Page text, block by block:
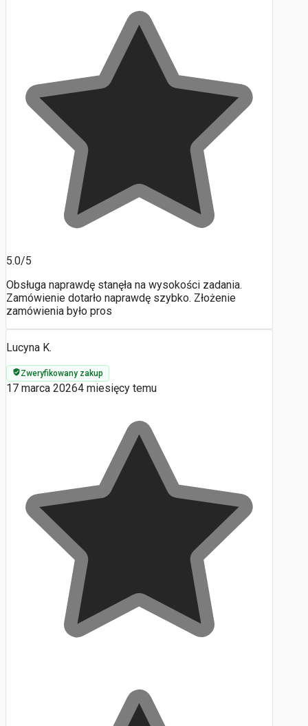
5.0/5
Obsługa naprawdę stanęła na wysokości zadania.
Zamówienie dotarło naprawdę szybko. Złożenie
zamówienia było pros
Lucyna K.
Zweryfikowany zakup
17 marca 20264 miesięcy temu